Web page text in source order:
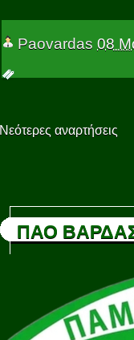
Paovardas 08
Νεότερες αναρτήσεις
ΠΑΟ